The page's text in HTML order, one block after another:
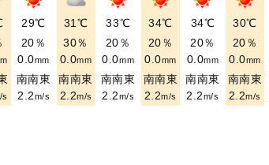
s
29℃
20％
0.0mm
南南東
2.2m/s
31℃
30％
0.0mm
南南東
2.2m/s
33℃
20％
0.0mm
南南東
2.2m/s
34℃
20％
0.0mm
南南東
2.2m/s
34℃
20％
0.0mm
南南東
2.2m/s
30℃
20％
0.0mm
南南東
2.2m/s